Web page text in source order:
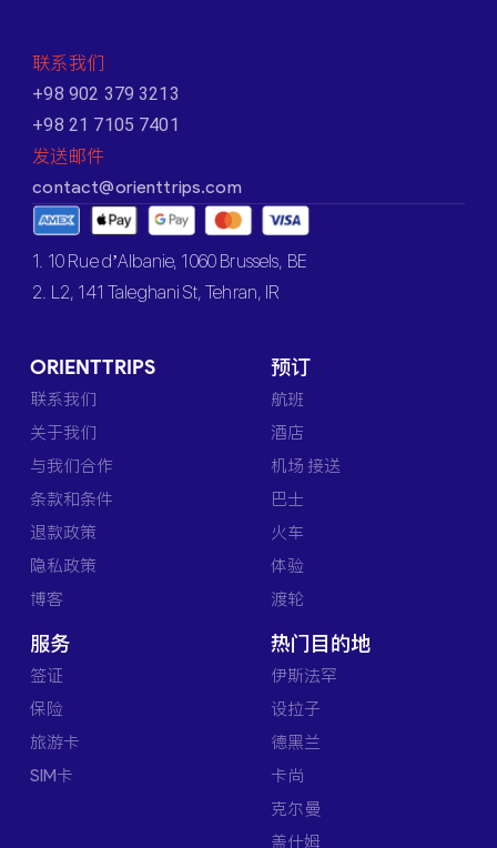
联系我们
+98 902 379 3213
+98 21 7105 7401
发送邮件
contact@orienttrips.com
1. 10 Rue d’Albanie, 1060 Brussels, BE
2. L2, 141 Taleghani St, Tehran, IR
ORIENTTRIPS
联系我们
关于我们
与我们合作
条款和条件
退款政策
隐私政策
博客
预订
航班
酒店
机场 接送
巴士
火车
体验
渡轮
服务
签证
保险
旅游卡
SIM卡
热门目的地
伊斯法罕
设拉子
德黑兰
卡尚
克尔曼
盖什姆